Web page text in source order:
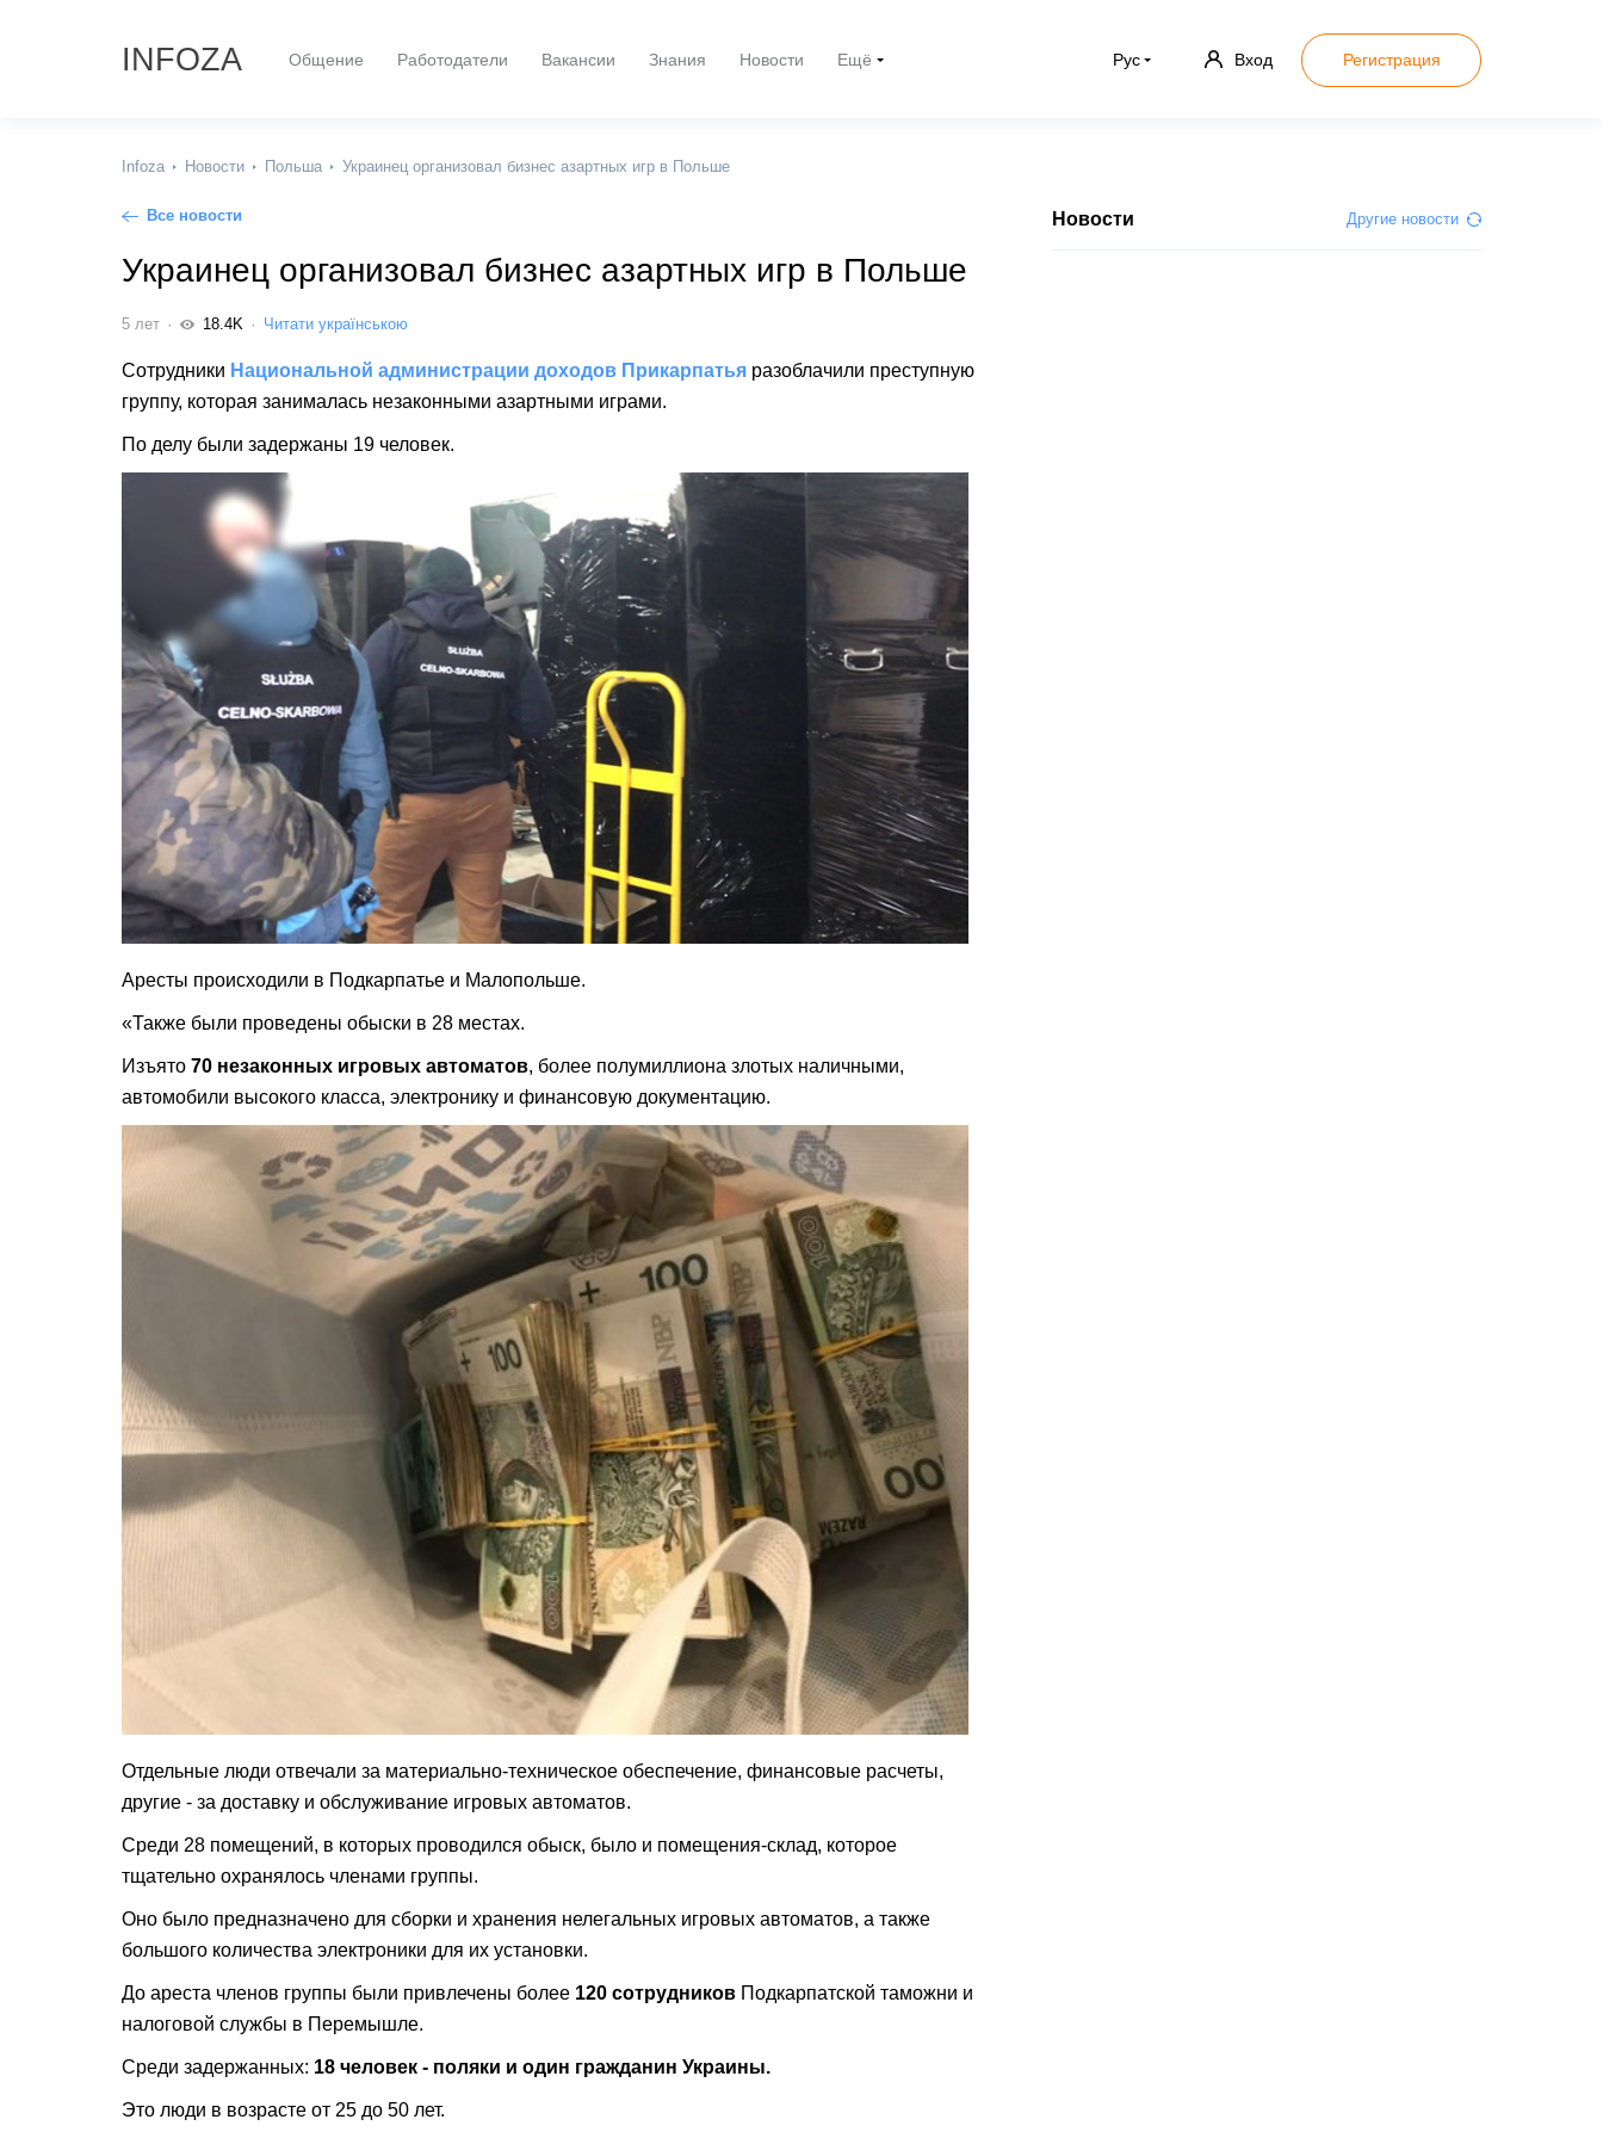
INFOZA Общение Работодатели Вакансии Знания Новости Ещё Рус Вход Регистрация
Infoza Новости Польша Украинец организовал бизнес азартных игр в Польше
Все новости
Украинец организовал бизнес азартных игр в Польше
5 лет 18.4K Читати українською
Сотрудники Национальной администрации доходов Прикарпатья разоблачили преступную
группу, которая занималась незаконными азартными играми.
По делу были задержаны 19 человек.
Аресты происходили в Подкарпатье и Малопольше.
«Также были проведены обыски в 28 местах.
Изъято 70 незаконных игровых автоматов, более полумиллиона злотых наличными,
автомобили высокого класса, электронику и финансовую документацию.
Отдельные люди отвечали за материально-техническое обеспечение, финансовые расчеты,
другие - за доставку и обслуживание игровых автоматов.
Среди 28 помещений, в которых проводился обыск, было и помещения-склад, которое
тщательно охранялось членами группы.
Оно было предназначено для сборки и хранения нелегальных игровых автоматов, а также
большого количества электроники для их установки.
До ареста членов группы были привлечены более 120 сотрудников Подкарпатской таможни и
налоговой службы в Перемышле.
Среди задержанных: 18 человек - поляки и один гражданин Украины.
Это люди в возрасте от 25 до 50 лет.
Новости Другие новости